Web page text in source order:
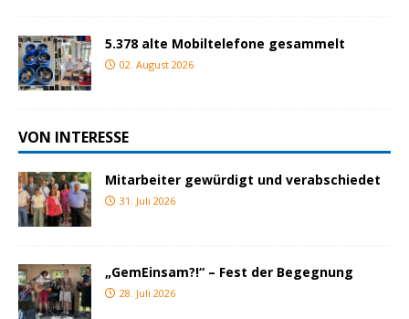
5.378 alte Mobiltelefone gesammelt
02. August 2026
VON INTERESSE
Mitarbeiter gewürdigt und verabschiedet
31. Juli 2026
„GemEinsam?!“ – Fest der Begegnung
28. Juli 2026